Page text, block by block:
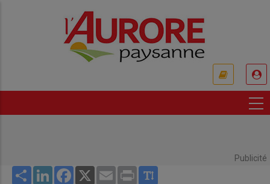
Publicité
Share LinkedInFacebook
X Email Print